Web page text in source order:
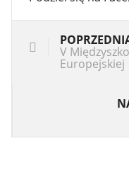
V
Europejskiej